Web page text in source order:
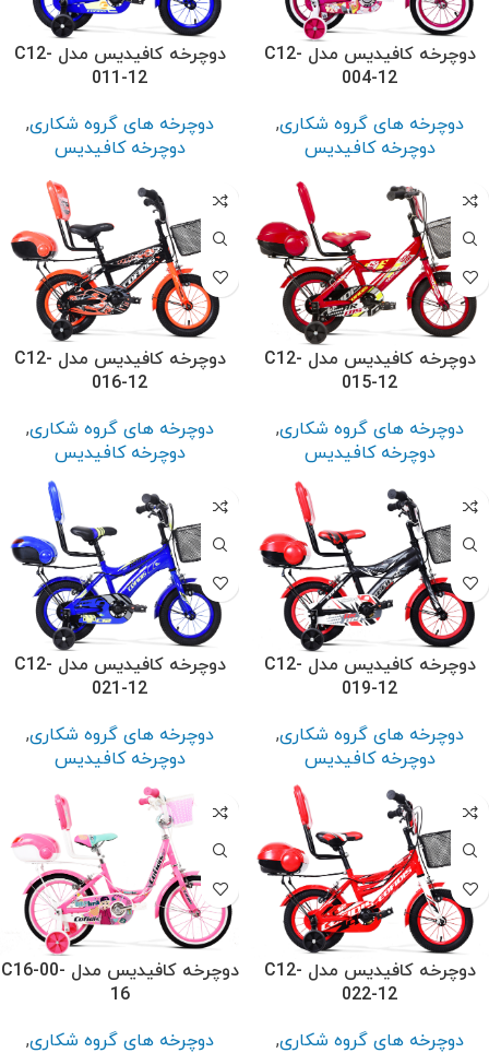
دوچرخه کافیدیس مدل C12-
004-12
دوچرخه های گروه شکاری,
دوچرخه کافیدیس
دوچرخه کافیدیس مدل C12-
011-12
دوچرخه های گروه شکاری,
دوچرخه کافیدیس
دوچرخه کافیدیس مدل C12-
015-12
دوچرخه های گروه شکاری,
دوچرخه کافیدیس
دوچرخه کافیدیس مدل C12-
016-12
دوچرخه های گروه شکاری,
دوچرخه کافیدیس
دوچرخه کافیدیس مدل C12-
019-12
دوچرخه های گروه شکاری,
دوچرخه کافیدیس
دوچرخه کافیدیس مدل C12-
021-12
دوچرخه های گروه شکاری,
دوچرخه کافیدیس
دوچرخه کافیدیس مدل C12-
022-12
دوچرخه های گروه شکاری,
دوچرخه کافیدیس مدل C16-00-
16
دوچرخه های گروه شکاری,